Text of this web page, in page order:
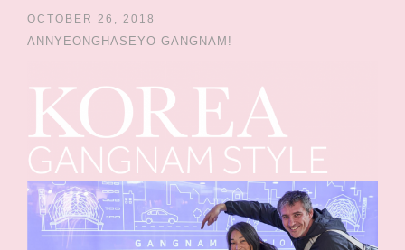
OCTOBER 26, 2018
ANNYEONGHASEYO GANGNAM!